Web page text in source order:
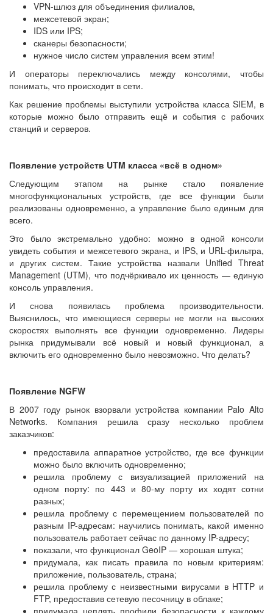
VPN-шлюз для объединения филиалов,
межсетевой экран;
IDS или IPS;
сканеры безопасности;
нужное число систем управления всем этим!
И операторы переключались между консолями, чтобы
понимать, что происходит в сети.
Как решение проблемы выступили устройства класса SIEM, в
которые можно было отправить ещё и события с рабочих
станций и серверов.
Появление устройств UTM класса «всё в одном»
Следующим этапом на рынке стало появление
многофункциональных устройств, где все функции были
реализованы одновременно, а управление было единым для
всего.
Это было экстремально удобно: можно в одной консоли
увидеть события и межсетевого экрана, и IPS, и URL-фильтра,
и других систем. Такие устройства назвали Unified Threat
Management (UTM), что подчёркивало их ценность — единую
консоль управления.
И снова появилась проблема производительности.
Выяснилось, что имеющиеся серверы не могли на высоких
скоростях выполнять все функции одновременно. Лидеры
рынка придумывали всё новый и новый функционал, а
включить его одновременно было невозможно. Что делать?
Появление NGFW
В 2007 году рынок взорвали устройства компании Palo Alto
Networks. Компания решила сразу несколько проблем
заказчиков:
предоставила аппаратное устройство, где все функции
можно было включить одновременно;
решила проблему с визуализацией приложений на
одном порту: по 443 и 80-му порту их ходят сотни
разных;
решила проблему с перемещением пользователей по
разным IP-адресам: научились понимать, какой именно
пользователь работает сейчас по данному IP-адресу;
показали, что функционал GeoIP — хорошая штука;
придумала, как писать правила по новым критериям:
приложение, пользователь, страна;
решила проблему с неизвестными вирусами в HTTP и
FTP, предоставив сетевую песочницу в облаке;
придумала цеплять профили безопасности к каждому